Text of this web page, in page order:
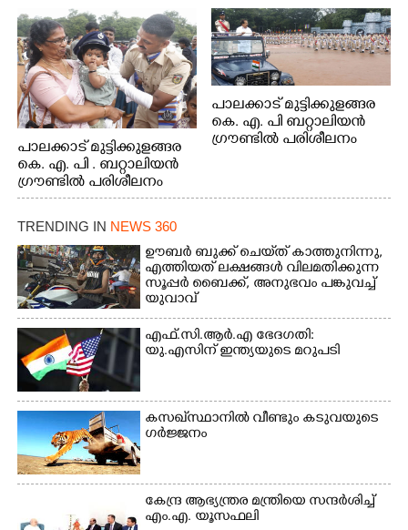
പാലക്കാട് മുട്ടിക്കുളങ്ങര
കെ. എ. പി . ബറ്റാലിയൻ
ഗ്രൗണ്ടിൽ പരിശീലനം
പാലക്കാട് മുട്ടിക്കുളങ്ങര
കെ. എ. പി ബറ്റാലിയൻ
ഗ്രൗണ്ടിൽ പരിശീലനം
TRENDING IN NEWS 360
ഊബർ ബുക്ക് ചെയ്‌ത് കാത്തുനിന്നു,​
എത്തിയത് ലക്ഷങ്ങൾ വിലമതിക്കുന്ന
സൂപ്പർ ബൈക്ക്,​ അനുഭവം പങ്കുവച്ച്
യുവാവ്
എഫ്.സി.ആർ.എ ഭേദഗതി:
യു.എസിന് ഇന്ത്യയുടെ മറുപടി
കസഖ്‌സ്ഥാനിൽ വീണ്ടും കടുവയുടെ
ഗർജ്ജനം
കേന്ദ്ര ആഭ്യന്ത്രര മന്ത്രിയെ സന്ദർശിച്ച്
എം.എ. യൂസഫലി